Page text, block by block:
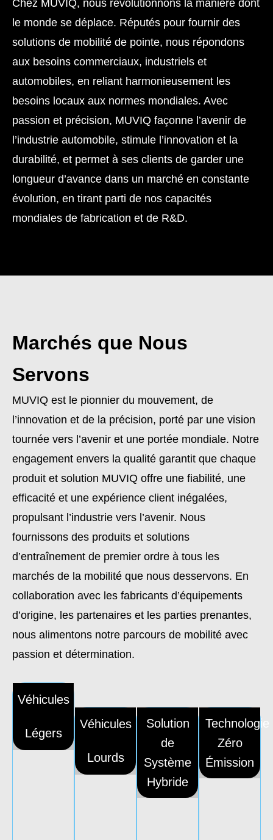
Chez MUVIQ, nous révolutionnons la manière dont
le monde se déplace. Réputés pour fournir des
solutions de mobilité de pointe, nous répondons
aux besoins commerciaux, industriels et
automobiles, en reliant harmonieusement les
besoins locaux aux normes mondiales. Avec
passion et précision, MUVIQ façonne l’avenir de
l’industrie automobile, stimule l’innovation et la
durabilité, et permet à ses clients de garder une
longueur d’avance dans un marché en constante
évolution, en tirant parti de nos capacités
mondiales de fabrication et de R&D.
Marchés que Nous
Servons
MUVIQ est le pionnier du mouvement, de
l’innovation et de la précision, porté par une vision
tournée vers l’avenir et une portée mondiale. Notre
engagement envers la qualité garantit que chaque
produit et solution MUVIQ offre une fiabilité, une
efficacité et une expérience client inégalées,
propulsant l’industrie vers l’avenir. Nous
fournissons des produits et solutions
d’entraînement de premier ordre à tous les
marchés de la mobilité que nous desservons. En
collaboration avec les fabricants d’équipements
d’origine, les partenaires et les parties prenantes,
nous alimentons notre parcours de mobilité avec
passion et détermination.
Véhicules
Légers
Véhicules
Lourds
Solution
de
Système
Hybride
Technologie
Zéro
Émission